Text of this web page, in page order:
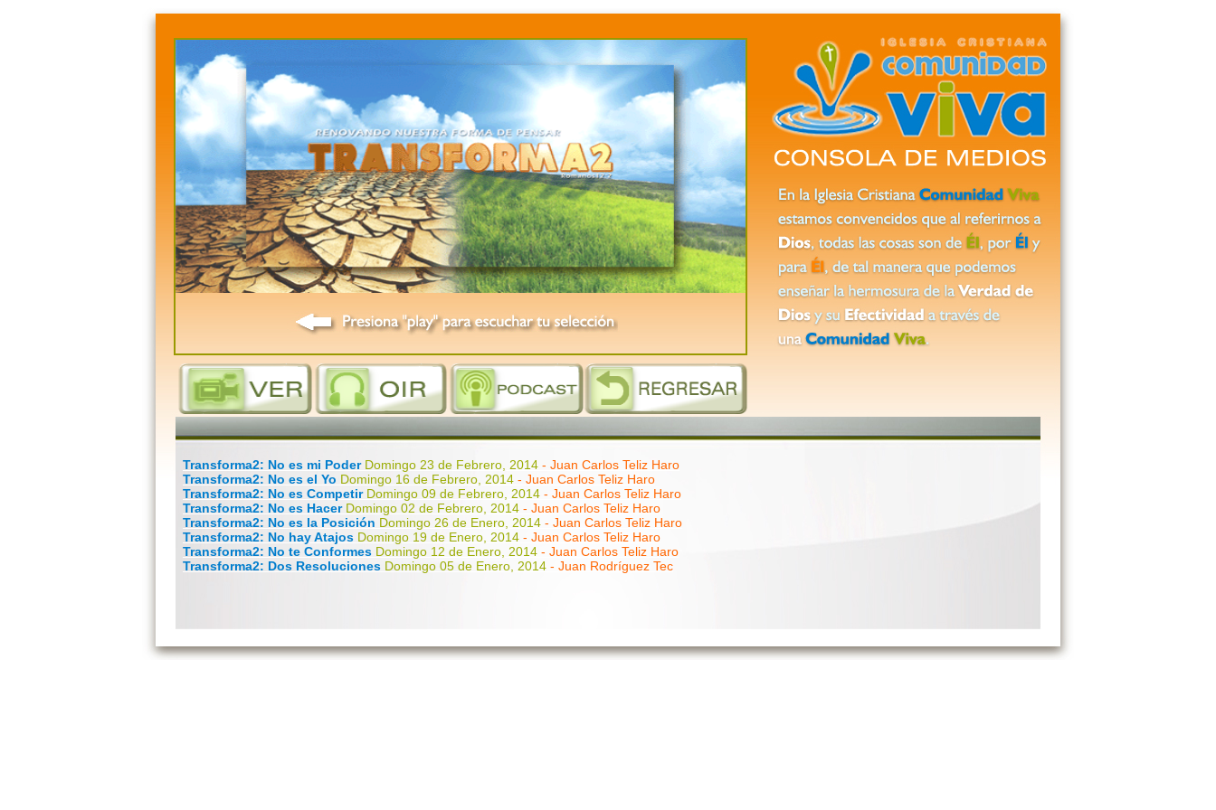
Transforma2: No es mi Poder Domingo 23 de Febrero, 2014 - Juan Carlos Teliz Haro
Transforma2: No es el Yo Domingo 16 de Febrero, 2014 - Juan Carlos Teliz Haro
Transforma2: No es Competir Domingo 09 de Febrero, 2014 - Juan Carlos Teliz Haro
Transforma2: No es Hacer Domingo 02 de Febrero, 2014 - Juan Carlos Teliz Haro
Transforma2: No es la Posición Domingo 26 de Enero, 2014 - Juan Carlos Teliz Haro
Transforma2: No hay Atajos Domingo 19 de Enero, 2014 - Juan Carlos Teliz Haro
Transforma2: No te Conformes Domingo 12 de Enero, 2014 - Juan Carlos Teliz Haro
Transforma2: Dos Resoluciones Domingo 05 de Enero, 2014 - Juan Rodríguez Tec